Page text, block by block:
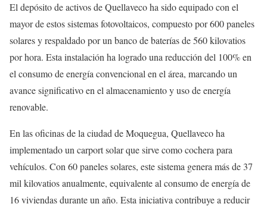
El depósito de activos de Quellaveco ha sido equipado con el
mayor de estos sistemas fotovoltaicos, compuesto por 600 paneles
solares y respaldado por un banco de baterías de 560 kilovatios
por hora. Esta instalación ha logrado una reducción del 100% en
el consumo de energía convencional en el área, marcando un
avance significativo en el almacenamiento y uso de energía
renovable.
En las oficinas de la ciudad de Moquegua, Quellaveco ha
implementado un carport solar que sirve como cochera para
vehículos. Con 60 paneles solares, este sistema genera más de 37
mil kilovatios anualmente, equivalente al consumo de energía de
16 viviendas durante un año. Esta iniciativa contribuye a reducir